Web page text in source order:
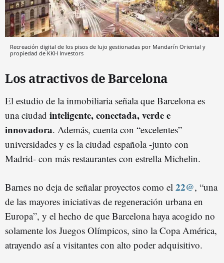
Recreación digital de los pisos de lujo gestionadas por Mandarín Oriental y
propiedad de KKH Investors
Los atractivos de Barcelona
El estudio de la inmobiliaria señala que Barcelona es
una ciudad inteligente, conectada, verde e
innovadora. Además, cuenta con “excelentes”
universidades y es la ciudad española -junto con
Madrid- con más restaurantes con estrella Michelin.
Barnes no deja de señalar proyectos como el 22@, “una
de las mayores iniciativas de regeneración urbana en
Europa”, y el hecho de que Barcelona haya acogido no
solamente los Juegos Olímpicos, sino la Copa América,
atrayendo así a visitantes con alto poder adquisitivo.